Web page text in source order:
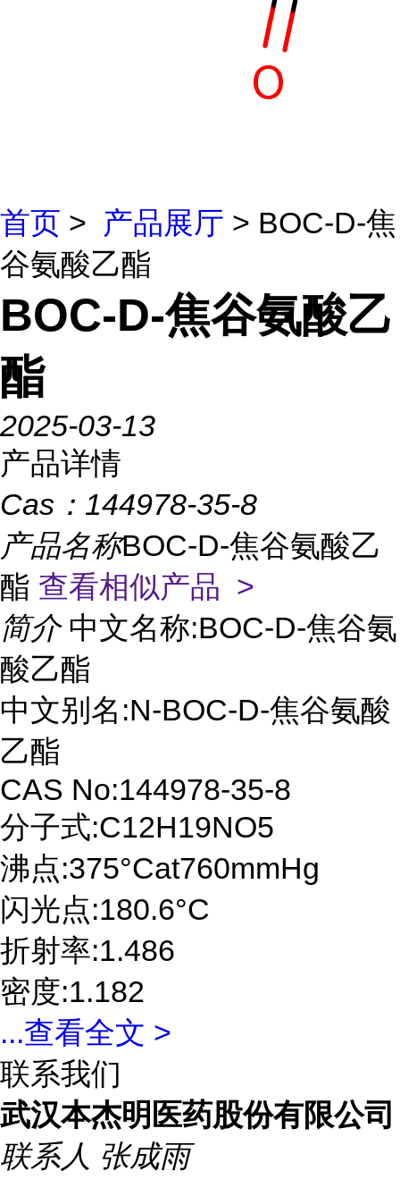
首页 > 产品展厅 > BOC-D-焦
谷氨酸乙酯
BOC-D-焦谷氨酸乙
酯
2025-03-13
产品详情
Cas： 144978-35-8
产品名称BOC-D-焦谷氨酸乙
酯 查看相似产品 >
简介 中文名称:BOC-D-焦谷氨
酸乙酯
中文别名:N-BOC-D-焦谷氨酸
乙酯
CAS No:144978-35-8
分子式:C12H19NO5
沸点:375°Cat760mmHg
闪光点:180.6°C
折射率:1.486
密度:1.182
...查看全文 >
联系我们
武汉本杰明医药股份有限公司
联系人 张成雨